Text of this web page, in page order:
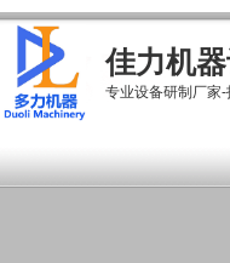
佳力机
专业设备研制厂家